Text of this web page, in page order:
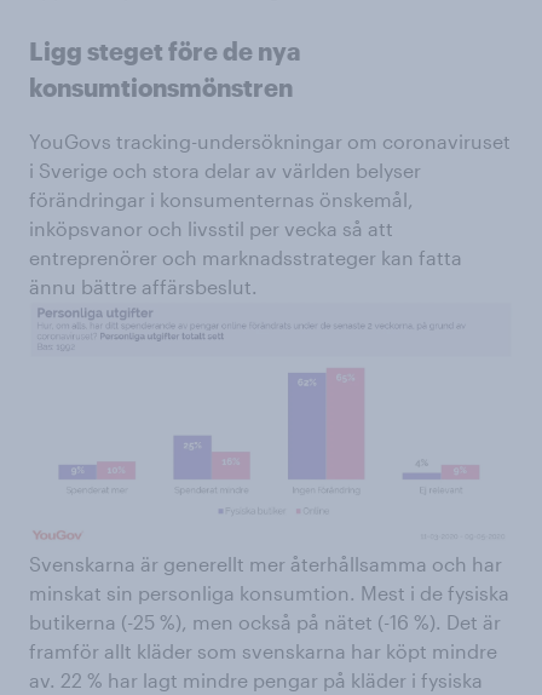
Ligg steget före de nya
konsumtionsmönstren
YouGovs tracking-undersökningar om coronaviruset
i Sverige och stora delar av världen belyser
förändringar i konsumenternas önskemål,
inköpsvanor och livsstil per vecka så att
entreprenörer och marknadsstrateger kan fatta
ännu bättre affärsbeslut.
Svenskarna är generellt mer återhållsamma och har
minskat sin personliga konsumtion. Mest i de fysiska
butikerna (-25 %), men också på nätet (-16 %). Det är
framför allt kläder som svenskarna har köpt mindre
av. 22 % har lagt mindre pengar på kläder i fysiska